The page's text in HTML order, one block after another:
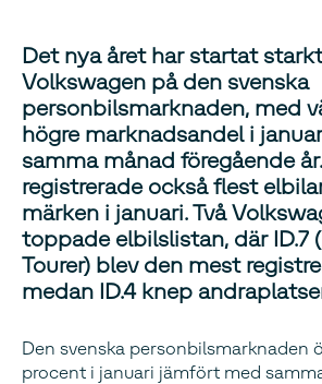
Det nya året har startat
Volkswagen på den svenska
personbilsmarknaden, med
högre marknadsandel i
samma månad föregående
registrerade också flest
märken i januari. Två
toppade elbilslistan, där ID.7
Tourer) blev den mest
medan ID.4 knep
Den svenska personbilsmarknaden
procent i januari jämfört med